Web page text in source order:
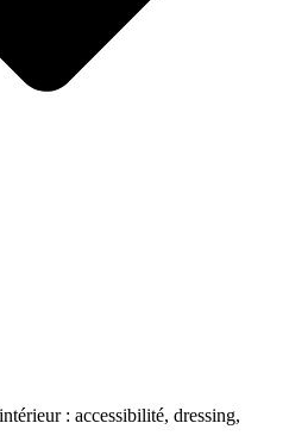
: accessibilité, dressing,